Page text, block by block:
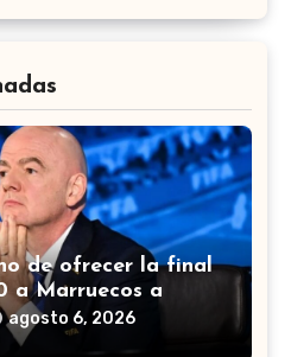
de ofrecer la final
a Marruecos a
agosto 6, 2026